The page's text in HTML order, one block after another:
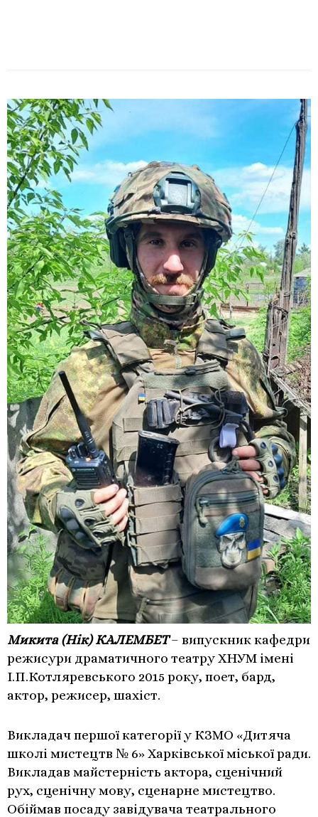
Микита (Нік) КАЛЕМБЕТ– випускник кафедри
режисури драматичного театру ХНУМ імені
І.П.Котляревського 2015 року, поет, бард,
актор, режисер, шахіст.
Викладач першої категорії у КЗМО «Дитяча
школі мистецтв № 6» Харківської міської ради.
Викладав майстерність актора, сценічний
рух, сценічну мову, сценарне мистецтво.
Обіймав посаду завідувача театрального